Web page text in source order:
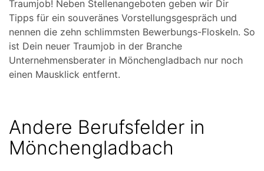
Traumjob! Neben Stellenangeboten geben wir Dir
Tipps für ein souveränes Vorstellungsgespräch und
nennen die zehn schlimmsten Bewerbungs-Floskeln. So
ist Dein neuer Traumjob in der Branche
Unternehmensberater in Mönchengladbach nur noch
einen Mausklick entfernt.
Andere Berufsfelder in
Mönchengladbach